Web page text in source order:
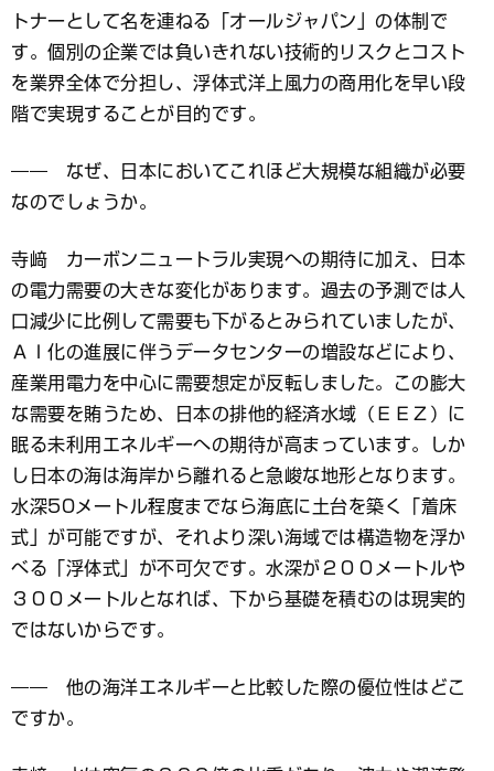
トナーとして名を連ねる「オールジャパン」の体制で
す。個別の企業では負いきれない技術的リスクとコスト
を業界全体で分担し、浮体式洋上風力の商用化を早い段
階で実現することが目的です。
―― なぜ、日本においてこれほど大規模な組織が必要
なのでしょうか。
寺﨑 カーボンニュートラル実現への期待に加え、日本
の電力需要の大きな変化があります。過去の予測では人
口減少に比例して需要も下がるとみられていましたが、
ＡＩ化の進展に伴うデータセンターの増設などにより、
産業用電力を中心に需要想定が反転しました。この膨大
な需要を賄うため、日本の排他的経済水域（ＥＥＺ）に
眠る未利用エネルギーへの期待が高まっています。しか
し日本の海は海岸から離れると急峻な地形となります。
水深50メートル程度までなら海底に土台を築く「着床
式」が可能ですが、それより深い海域では構造物を浮か
べる「浮体式」が不可欠です。水深が２００メートルや
３００メートルとなれば、下から基礎を積むのは現実的
ではないからです。
―― 他の海洋エネルギーと比較した際の優位性はどこ
ですか。